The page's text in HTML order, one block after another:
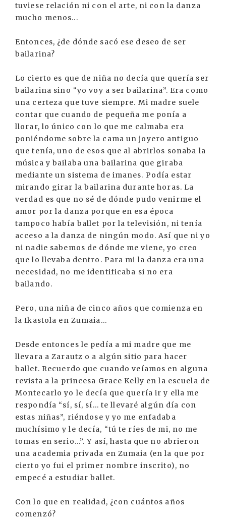
tuviese relación ni con el arte, ni con la danza
mucho menos...
Entonces, ¿de dónde sacó ese deseo de ser
bailarina?
Lo cierto es que de niña no decía que quería ser
bailarina sino “yo voy a ser bailarina”. Era como
una certeza que tuve siempre. Mi madre suele
contar que cuando de pequeña me ponía a
llorar, lo único con lo que me calmaba era
poniéndome sobre la cama un joyero antiguo
que tenía, uno de esos que al abrirlos sonaba la
música y bailaba una bailarina que giraba
mediante un sistema de imanes. Podía estar
mirando girar la bailarina durante horas. La
verdad es que no sé de dónde pudo venirme el
amor por la danza porque en esa época
tampoco había ballet por la televisión, ni tenía
acceso a la danza de ningún modo. Así que ni yo
ni nadie sabemos de dónde me viene, yo creo
que lo llevaba dentro. Para mi la danza era una
necesidad, no me identificaba si no era
bailando.
Pero, una niña de cinco años que comienza en
la Ikastola en Zumaia...
Desde entonces le pedía a mi madre que me
llevara a Zarautz o a algún sitio para hacer
ballet. Recuerdo que cuando veíamos en alguna
revista a la princesa Grace Kelly en la escuela de
Montecarlo yo le decía que quería ir y ella me
respondía “sí, sí, sí... te llevaré algún día con
estas niñas”, riéndose y yo me enfadaba
muchísimo y le decía, “tú te ríes de mi, no me
tomas en serio...”. Y así, hasta que no abrieron
una academia privada en Zumaia (en la que por
cierto yo fui el primer nombre inscrito), no
empecé a estudiar ballet.
Con lo que en realidad, ¿con cuántos años
comenzó?